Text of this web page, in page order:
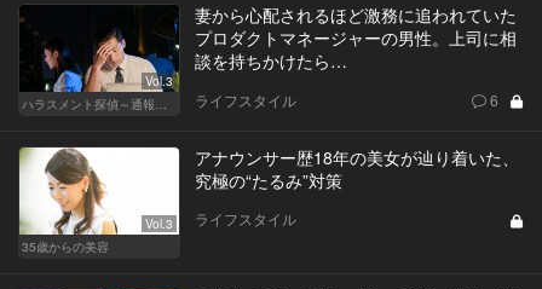
Vol.3
妻から心配されるほど激務に追われていた
プロダクトマネージャーの男性。上司に相
談を持ちかけたら…
ライフスタイル 6
Vol.3
35歳からの美容
アナウンサー歴18年の美女が辿り着いた、
究極の“たるみ”対策
ライフスタイル